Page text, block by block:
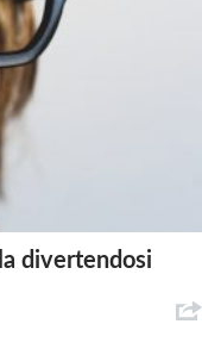
divertendosi